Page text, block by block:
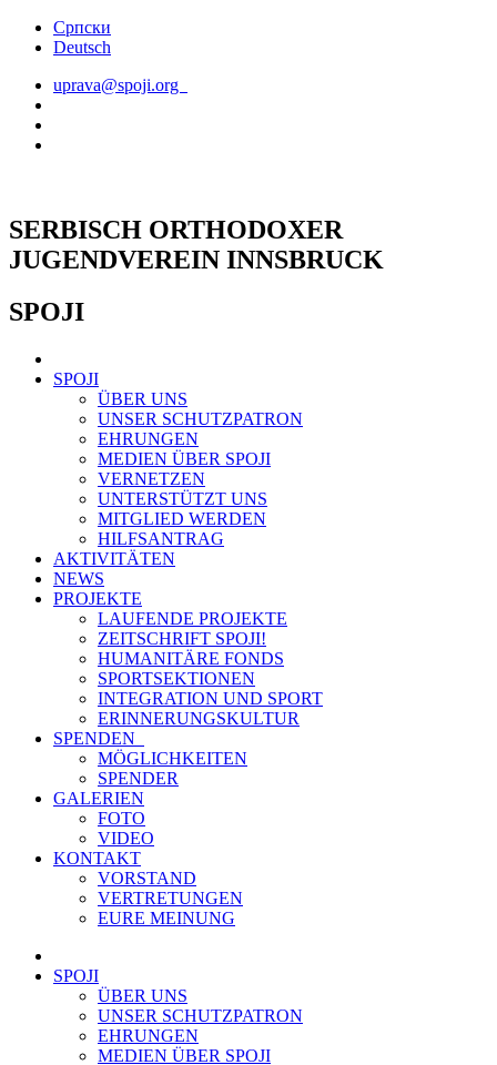
Skip
Српски
Deutsch
uprava@spoji.org
SERBISCH ORTHODOXER
JUGENDVEREIN INNSBRUCK
SPOJI
SPOJI
ÜBER UNS
UNSER SCHUTZPATRON
EHRUNGEN
MEDIEN ÜBER SPOJI
VERNETZEN
UNTERSTÜTZT UNS
MITGLIED WERDEN
HILFSANTRAG
AKTIVITÄTEN
NEWS
PROJEKTE
LAUFENDE PROJEKTE
ZEITSCHRIFT SPOJI!
HUMANITÄRE FONDS
SPORTSEKTIONEN
INTEGRATION UND SPORT
ERINNERUNGSKULTUR
SPENDEN
MÖGLICHKEITEN
SPENDER
GALERIEN
FOTO
VIDEO
KONTAKT
VORSTAND
VERTRETUNGEN
EURE MEINUNG
SPOJI
ÜBER UNS
UNSER SCHUTZPATRON
EHRUNGEN
MEDIEN ÜBER SPOJI